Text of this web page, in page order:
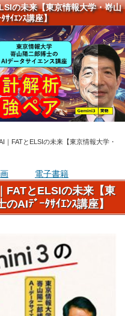
の未来【東京情報大学・嵜山
ｻｲｴﾝｽ講座】
｜FATとELSIの未来【東京情報大学・
電子書籍
FATとELSIの未来【東
AIﾃﾞｰﾀｻｲｴﾝｽ講座】